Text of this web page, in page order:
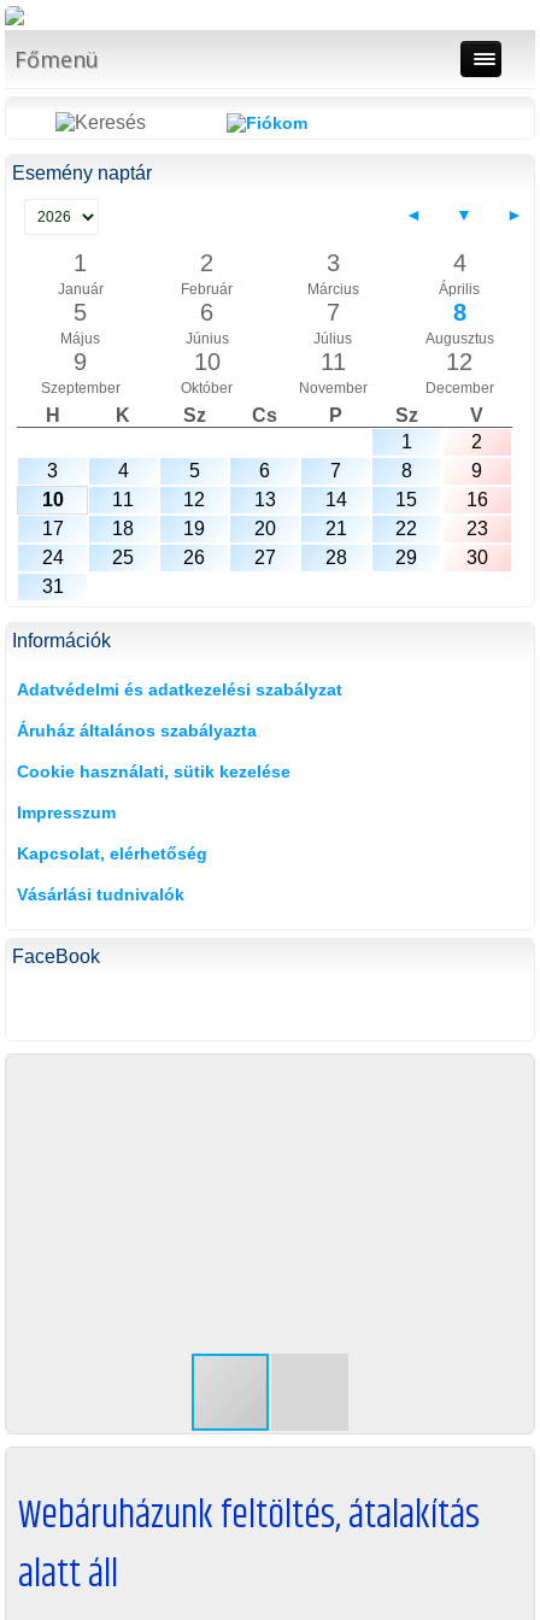
Főmenü
Esemény naptár
◄ ▼ ►
1
Január
2
Február
3
Március
4
Április
5
Május
6
Június
7
Július
8
Augusztus
9
Szeptember
10
Október
11
November
12
December
H K Sz Cs P Sz
V
1
2
3
4 5 6 7 8
9
10
11 12 13 14 15
16
17
18 19 20 21 22
23
24
25 26 27 28 29
30
31
Információk
Adatvédelmi és adatkezelési szabályzat
Áruház általános szabályazta
Cookie használati, sütik kezelése
Impresszum
Kapcsolat, elérhetőség
Vásárlási tudnivalók
FaceBook
Webáruházunk feltöltés, átalakítás
alatt áll